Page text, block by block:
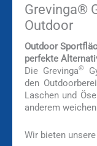
Grevinga®
Outdoor
Outdoor
perfekte
Die Grevinga®
den
Laschen und
anderem
Wir bieten